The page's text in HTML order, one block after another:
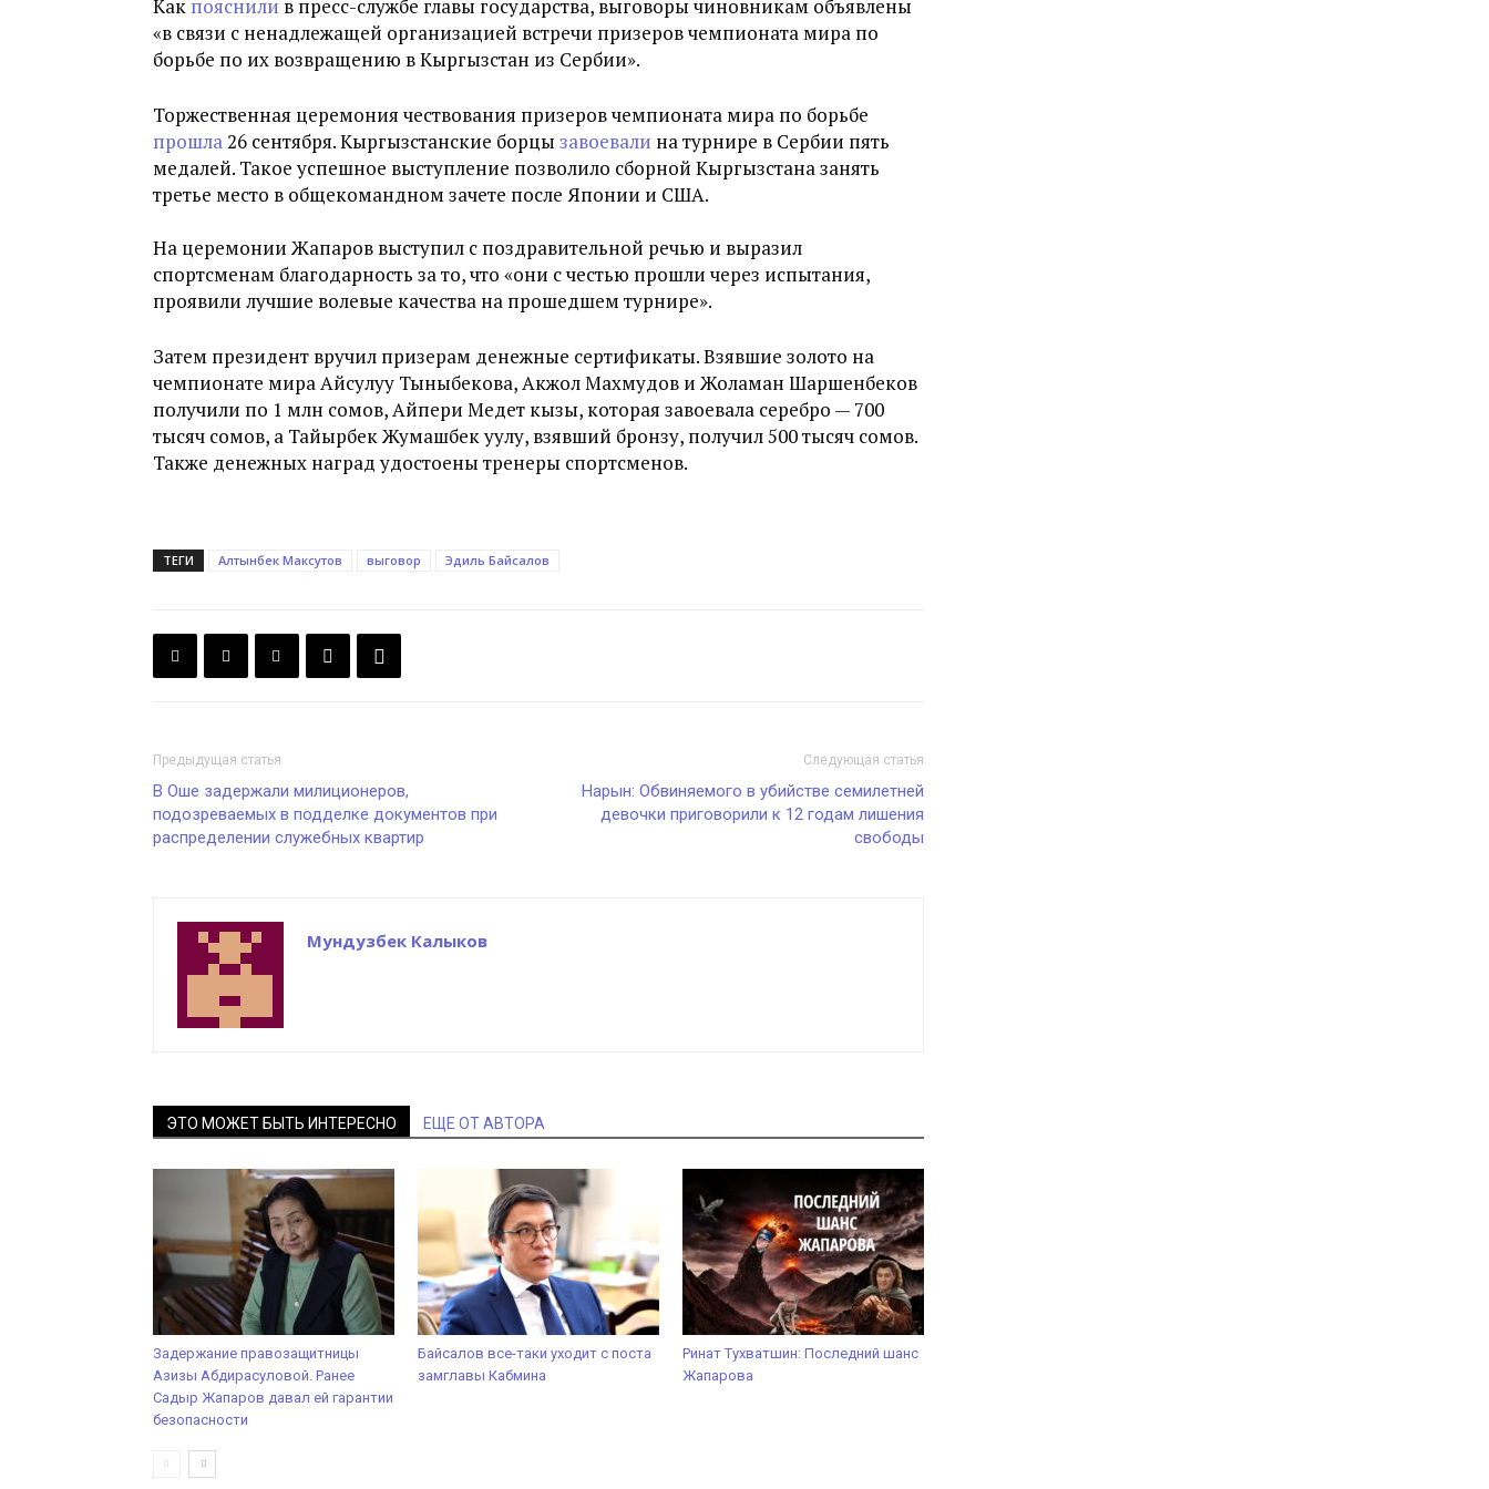
Как пояснили в пресс-службе главы государства, выговоры чиновникам объявлены
«в связи с ненадлежащей организацией встречи призеров чемпионата мира по
борьбе по их возвращению в Кыргызстан из Сербии».
Торжественная церемония чествования призеров чемпионата мира по борьбе
прошла26 сентября. Кыргызстанские борцы завоевали на турнире в Сербии пять
медалей. Такое успешное выступление позволило сборной Кыргызстана занять
третье место в общекомандном зачете после Японии и США.
На церемонии Жапаров выступил с поздравительной речью и выразил
спортсменам благодарность за то, что «они с честью прошли через испытания,
проявили лучшие волевые качества на прошедшем турнире».
Затем президент вручил призерам денежные сертификаты. Взявшие золото на
чемпионате мира Айсулуу Тыныбекова, Акжол Махмудов и Жоламан Шаршенбеков
получили по 1 млн сомов, Айпери Медет кызы, которая завоевала серебро — 700
тысяч сомов, а Тайырбек Жумашбек уулу, взявший бронзу, получил 500 тысяч сомов.
Также денежных наград удостоены тренеры спортсменов.
ТЕГИ Алтынбек Максутов выговор Эдиль Байсалов
Предыдущая статья
В Оше задержали милиционеров,
подозреваемых в подделке документов при
распределении служебных квартир
Следующая статья
Нарын: Обвиняемого в убийстве семилетней
девочки приговорили к 12 годам лишения
свободы
Мундузбек Калыков
ЭТО МОЖЕТ БЫТЬ ИНТЕРЕСНО ЕЩЕ ОТ АВТОРА
Задержание правозащитницы
Азизы Абдирасуловой. Ранее
Садыр Жапаров давал ей гарантии
безопасности
Байсалов все-таки уходит с поста
замглавы Кабмина
Ринат Тухватшин: Последний шанс
Жапарова